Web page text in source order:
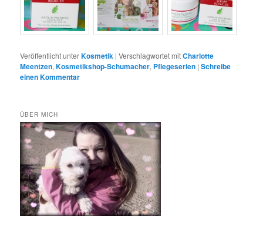
Veröffentlicht unterKosmetik |Verschlagwortet mitCharlotte
Meentzen,Kosmetikshop-Schumacher, Pflegeserien |Schreibe
einen Kommentar
ÜBER MICH